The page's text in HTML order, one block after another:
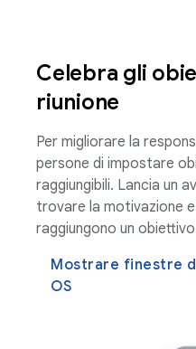
Celebra gli
riunione
Per migliorare la
persone di impostare
raggiungibili. Lancia un
trovare la motivazione
raggiungono un
Mostrare finestre
OS